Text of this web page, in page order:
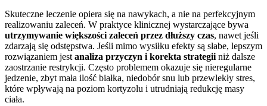
Skuteczne leczenie opiera się na nawykach, a nie na perfekcyjnym
realizowaniu zaleceń. W praktyce klinicznej wystarczające bywa
utrzymywanie większości zaleceń przez dłuższy czas, nawet jeśli
zdarzają się odstępstwa. Jeśli mimo wysiłku efekty są słabe, lepszym
rozwiązaniem jestanaliza przyczyn i korekta strategiiniż dalsze
zaostrzanie restrykcji. Często problemem okazuje się nieregularne
jedzenie, zbyt mała ilość białka, niedobór snu lub przewlekły stres,
które wpływają na poziom kortyzolu i utrudniają redukcję masy
ciała.